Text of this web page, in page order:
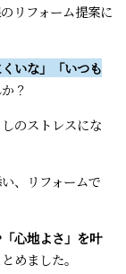
リフォーム提案に
いな」「いつも
？
のストレスにな
、リフォームで
「心地よさ」を叶
めました。